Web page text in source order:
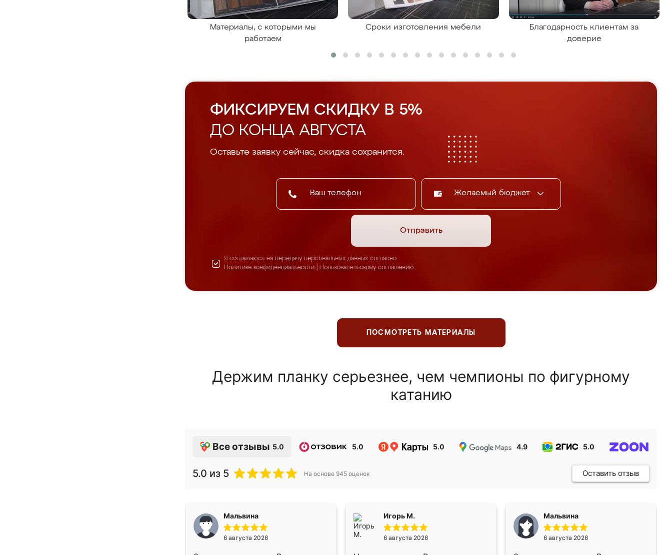
Материалы, с которыми мы
работаем
Сроки изготовления мебели
Благодарность клиентам за
доверие
ФИКСИРУЕМ СКИДКУ В 5%
ДО КОНЦА АВГУСТА
Оставьте заявку сейчас, скидка сохранится.
Желаемый бюджет
Отправить
Я соглашаюсь на передачу персональных данных согласно
Политике конфиденциальности
Пользовательскому соглашению
ПОСМОТРЕТЬ МАТЕРИАЛЫ
Держим планку серьезнее, чем чемпионы по фигурному
катанию
Все отзывы 5.0 5.0 5.0 4.9 5.0
5.0 из 5 На основе 945 оценок Оставить отзыв
Мальвина
6 августа 2026
Игорь М.
6 августа 2026
Мальвина
6 августа 2026